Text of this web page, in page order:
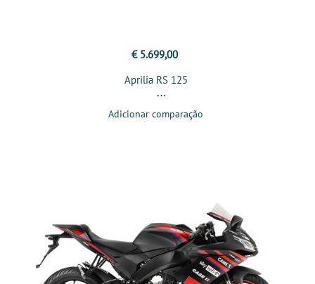
€ 5.699,00
Aprilia RS 125
Adicionar comparação